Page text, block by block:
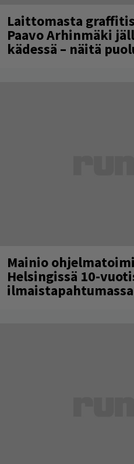
Laittomasta
Paavo Arhinmäki
kädessä – näitä
Mainio
Helsingissä 10-